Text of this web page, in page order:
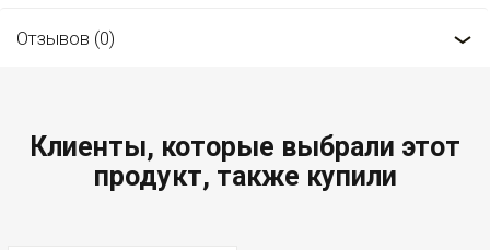
Отзывов (0)
Клиенты, которые выбрали этот
продукт, также купили